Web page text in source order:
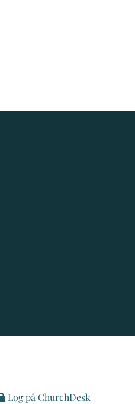
Log på ChurchDesk